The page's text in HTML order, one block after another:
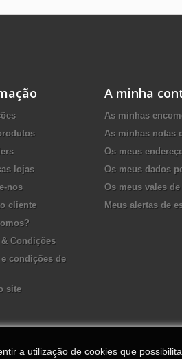
lojas
nos
cliente
Condições
condições de
site
A minha
As minhas
As minhas notas
Os meus
Os meus dados
Os meus vales
Meus alertas de
a utilização de cookies que